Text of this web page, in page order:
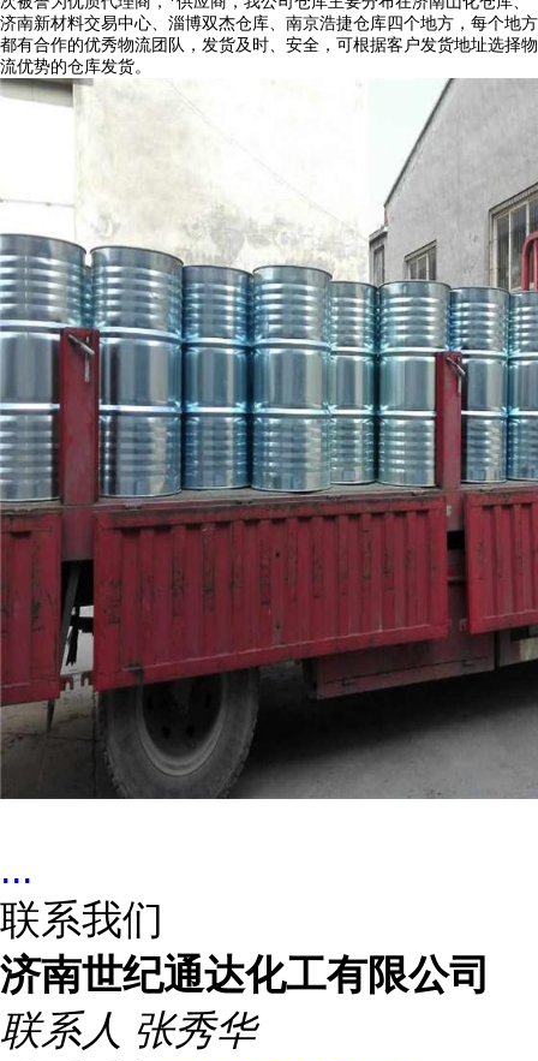
济南新材料交易中心、淄博双杰仓库、南京浩捷仓库四个地方，每个地方
都有合作的优秀物流团队，发货及时、安全，可根据客户发货地址选择物
流优势的仓库发货。
...
联系我们
济南世纪通达化工有限公司
联系人 张秀华